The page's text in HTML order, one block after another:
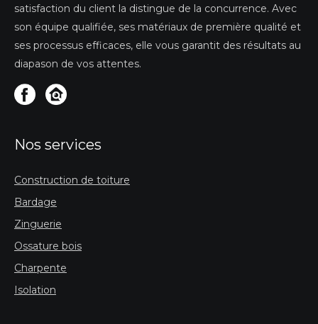
satisfaction du client la distingue de la concurrence. Avec
son équipe qualifiée, ses matériaux de première qualité et
ses processus efficaces, elle vous garantit des résultats au
diapason de vos attentes.
Nos services
Construction de toiture
Bardage
Zinguerie
Ossature bois
Charpente
Isolation